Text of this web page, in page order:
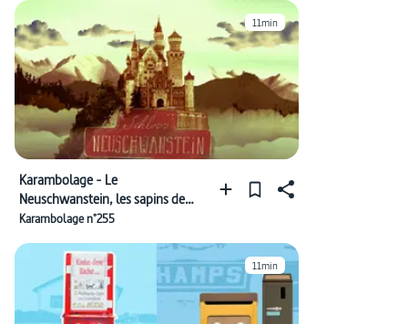
11min
Karambolage - Le
Neuschwanstein, les sapins de
Noël et la lettre "œ"
Karambolage n°255
11min